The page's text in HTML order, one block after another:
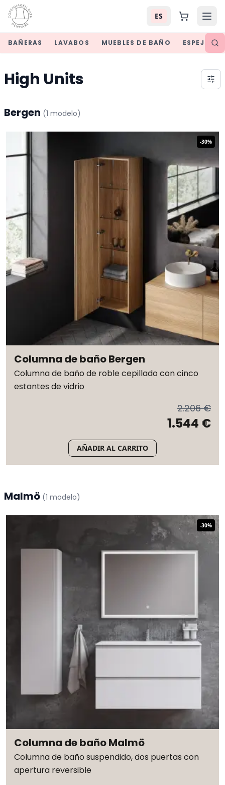
ES
BAÑERAS LAVABOS MUEBLES DE BAÑO ESPEJOS
High Units
Bergen (1 modelo)
-30%
Columna de baño Bergen
Columna de baño de roble cepillado con cinco
estantes de vidrio
2.206 €
1.544 €
AÑADIR AL CARRITO
Malmö (1 modelo)
-30%
Columna de baño Malmö
Columna de baño suspendido, dos puertas con
apertura reversible